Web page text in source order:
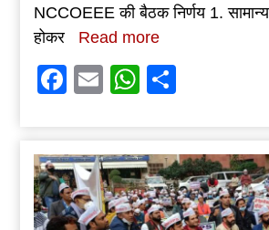
NCCOEEE की बैठक निर्णय 1.
होकर
Read more
Facebook
EmailWhatsApp
Share